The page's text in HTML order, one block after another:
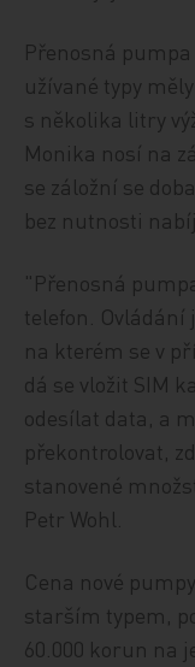
Přenosná
užívané typy
s několika litry
Monika nosí na
se záložní se
bez nutnosti
"Přenosná
telefon.
na kterém se v
dá se vložit SIM
odesílat data, a
překontrolovat,
stanovené
Petr Wohl.
Cena nové
starším typem,
60.000 korun na